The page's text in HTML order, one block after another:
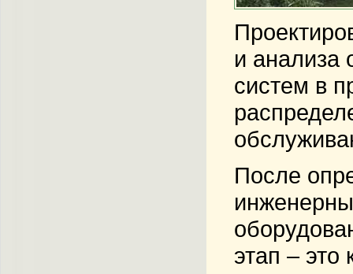
и анализа
систем в
После
этап – это